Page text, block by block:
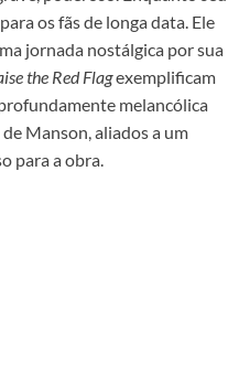
os fãs de longa data. Ele
jornada nostálgica por sua
the Red Flagexemplificam
melancólica
Manson, aliados a um
para a obra.